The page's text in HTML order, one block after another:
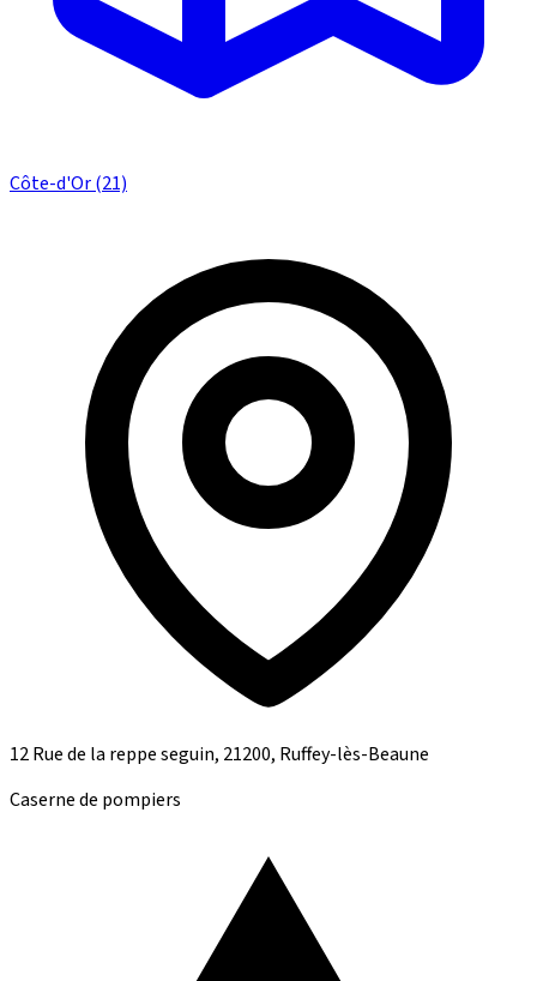
Côte-d'Or (21)
12 Rue de la reppe seguin, 21200, Ruffey-lès-Beaune
Caserne de pompiers